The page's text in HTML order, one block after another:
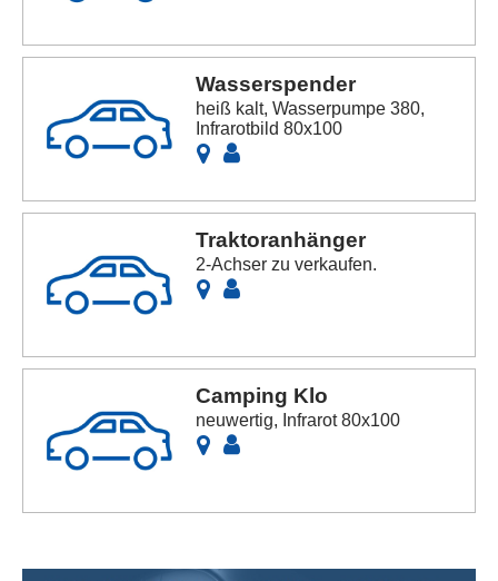
Wasserspender
heiß kalt, Wasserpumpe 380,
Infrarotbild 80x100
Traktoranhänger
2-Achser zu verkaufen.
Camping Klo
neuwertig, Infrarot 80x100